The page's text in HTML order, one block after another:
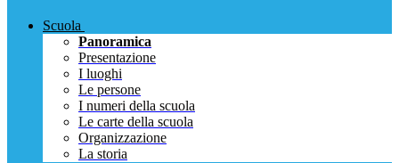
Scuola
Panoramica
Presentazione
I luoghi
Le persone
I numeri della scuola
Le carte della scuola
Organizzazione
La storia